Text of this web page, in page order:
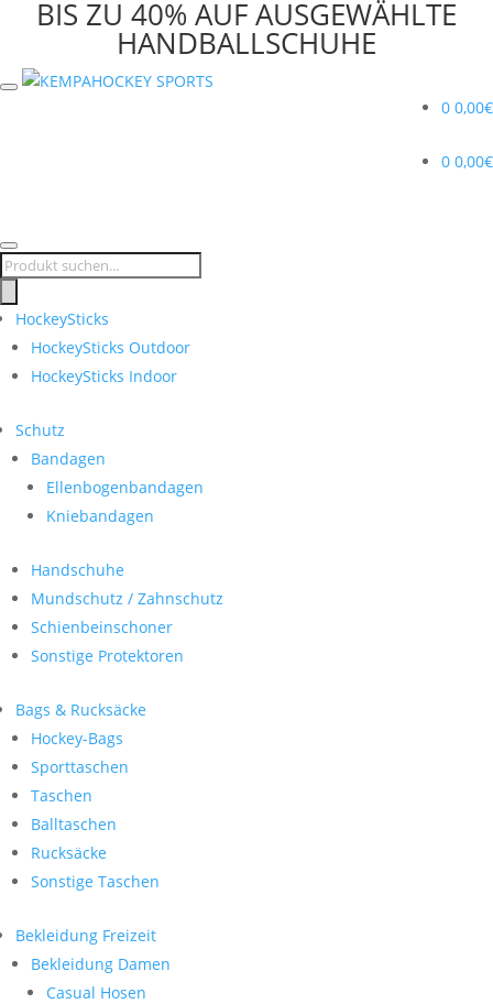
BIS ZU 40% AUF AUSGEWÄHLTE
HANDBALLSCHUHE
0 0,00€
0 0,00€
Products
HockeySticks
HockeySticks Outdoor
HockeySticks Indoor
Schutz
Bandagen
Ellenbogenbandagen
Kniebandagen
Handschuhe
Mundschutz / Zahnschutz
Schienbeinschoner
Sonstige Protektoren
Bags & Rucksäcke
Hockey-Bags
Sporttaschen
Taschen
Balltaschen
Rucksäcke
Sonstige Taschen
Bekleidung Freizeit
Bekleidung Damen
Casual Hosen